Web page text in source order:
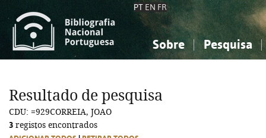
PT EN FR
Sobre Pesquisa
Ciências sociais...
Ciências sociais...
Resultado de pesquisa
CDU: =929CORREIA, JOAO
3 registos encontrados